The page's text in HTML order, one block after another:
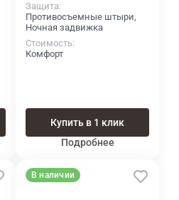
Защита
Противосъемные штыри,
Ночная задвижка
Стоимость
Комфорт
Купить в 1 клик
Подробнее
В наличии